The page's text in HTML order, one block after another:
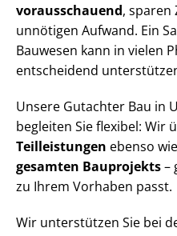
vorausschauend, sparen
unnötigen Aufwand. Ein
Bauwesen kann in vielen
entscheidend
Unsere Gutachter Bau in
begleiten Sie flexibel: Wir
Teilleistungen ebenso
gesamten Bauprojekts–
zu Ihrem Vorhaben passt.
Wir unterstützen Sie bei